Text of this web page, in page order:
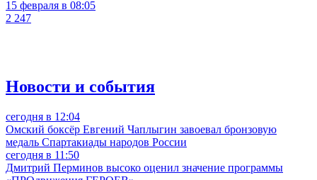
15 февраля в 08:05
2 247
Новости и события
сегодня в 12:04
Омский боксёр Евгений Чаплыгин завоевал бронзовую
медаль Спартакиады народов России
сегодня в 11:50
Дмитрий Перминов высоко оценил значение программы